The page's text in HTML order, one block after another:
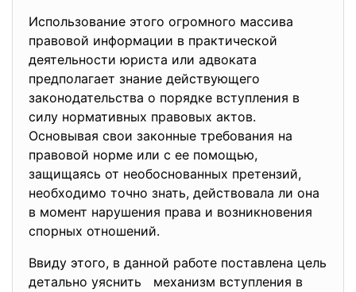
Использование этого огромного массива
правовой информации в практической
деятельности юриста или адвоката
предполагает знание действующего
законодательства о порядке вступления в
силу нормативных правовых актов.
Основывая свои законные требования на
правовой норме или с ее помощью,
защищаясь от необоснованных претензий,
необходимо точно знать, действовала ли она
в момент нарушения права и возникновения
спорных отношений.
Ввиду этого, в данной работе поставлена цель
детально уяснить механизм вступления в